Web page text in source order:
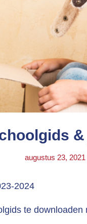
augustus 23, 2021
2024
te